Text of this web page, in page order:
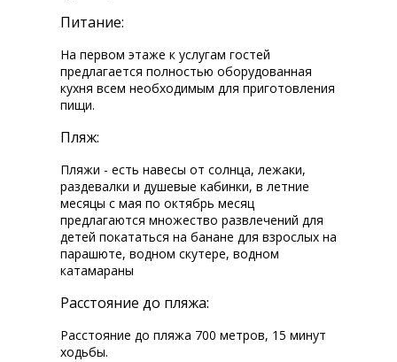
Питание:
На первом этаже к услугам гостей
предлагается полностью оборудованная
кухня всем необходимым для приготовления
пищи.
Пляж:
Пляжи - есть навесы от солнца, лежаки,
раздевалки и душевые кабинки, в летние
месяцы с мая по октябрь месяц
предлагаются множество развлечений для
детей покататься на банане для взрослых на
парашюте, водном скутере, водном
катамараны
Расстояние до пляжа:
Расстояние до пляжа 700 метров, 15 минут
ходьбы.